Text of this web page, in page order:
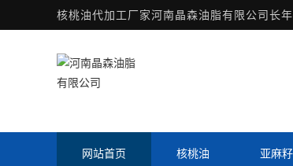
核桃油代加工厂家河南晶森油脂有限公司长
网站首页 核桃油 亚麻